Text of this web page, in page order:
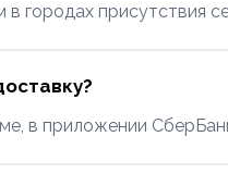
городах присутствия
в приложении